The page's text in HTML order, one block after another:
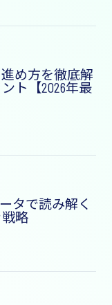
め方を徹底解
ト【2026年最
タで読み解く
略